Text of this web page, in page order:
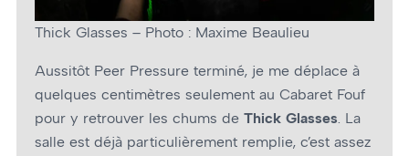
Thick Glasses – Photo : Maxime Beaulieu
Aussitôt Peer Pressure terminé, je me déplace à
quelques centimètres seulement au Cabaret Fouf
pour y retrouver les chums de Thick Glasses. La
salle est déjà particulièrement remplie, c’est assez